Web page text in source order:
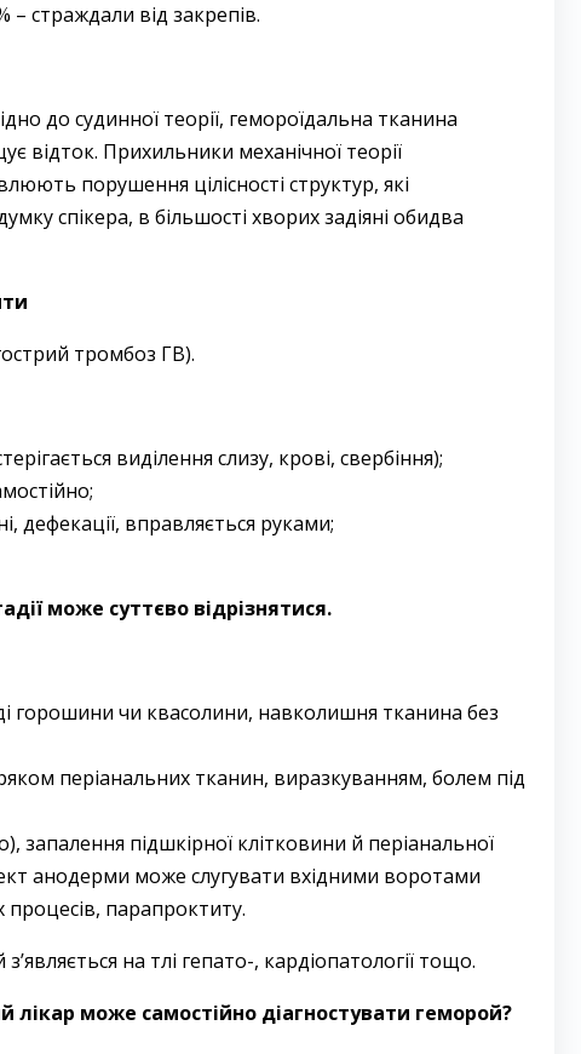
страждали від закрепів.
до судинної теорії, гемороїдальна тканина
відток. Прихильники механічної теорії
порушення цілісності структур, які
спікера, в більшості хворих задіяні обидва
тромбоз ГВ).
виділення слизу, крові, свербіння);
дефекації, вправляється руками;
може суттєво відрізнятися.
горошини чи квасолини, навколишня тканина без
періанальних тканин, виразкуванням, болем під
запалення підшкірної клітковини й періанальної
анодерми може слугувати вхідними воротами
процесів, парапроктиту.
на тлі гепато-, кардіо­патології тощо.
лікар може самостійно діагностувати геморой?